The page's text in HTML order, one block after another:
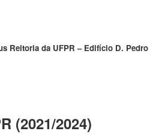
Reitoria da UFPR – Edifício D. Pedro
(2021/2024)